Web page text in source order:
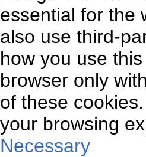
essential for the
also use third-
how you use
browser only
of these
your browsing
Necessary